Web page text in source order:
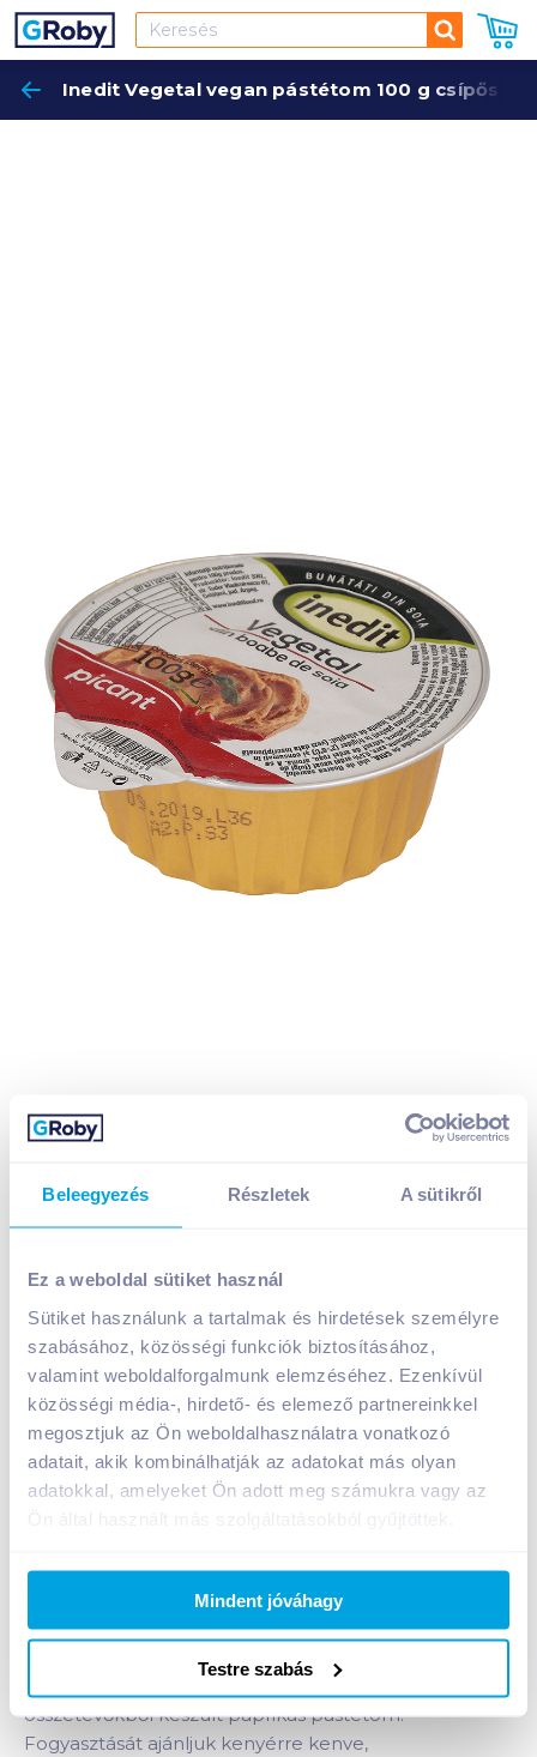
Beleegyezés Részletek A sütikről
Ez a weboldal sütiket használ
Sütiket használunk a tartalmak és hirdetések személyre
szabásához, közösségi funkciók biztosításához,
valamint weboldalforgalmunk elemzéséhez. Ezenkívül
közösségi média-, hirdető- és elemező partnereinkkel
megosztjuk az Ön weboldalhasználatra vonatkozó
adatait, akik kombinálhatják az adatokat más olyan
adatokkal, amelyeket Ön adott meg számukra vagy az
Ön által használt más szolgáltatásokból gyűjtöttek.
Mindent jóváhagy
Testre szabás
Keresés
Inedit Vegetal vegan pástétom 100 g csípős
Inedit Vegetal vegan pástétom 100 g csípős paprikás
A termék jelenleg nem elérhető
Bevásárlólistához adom Értesíts, ha olcsóbb!
Termékleírás a(z)Inedit Vegetal vegan
pástétom 100 g csípős paprikástermékhez:
Kifutó termék, elérhető a készlet erejéig!
Krémes jellegű könnyen kenhető kizárólag növényi
összetevőkből készült paprikás pástétom.
Fogyasztását ajánljuk kenyérre kenve,